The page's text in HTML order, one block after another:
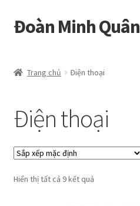
Đi
đến
hướng
Chuyển
đến
dung
Đoàn Minh Quân
Cửa hàng
Hồ sơ năng lực
Liên hệ
Trang chủ Điện thoại
Điện thoại
Hiển thị tất cả 9 kết quả